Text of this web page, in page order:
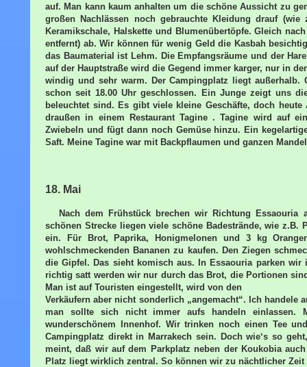
auf. Man kann kaum anhalten um die schöne Aussicht zu
großen Nachlässen noch gebrauchte Kleidung drauf
Keramikschale, Halskette und Blumenübertöpfe. Gleich
entfernt) ab. Wir können für wenig Geld die Kasbah
das Baumaterial ist Lehm. Die Empfangsräume und der
auf der Hauptstraße wird die Gegend immer karger, nur in
windig und sehr warm. Der Campingplatz liegt
schon seit 18.00 Uhr geschlossen. Ein Junge zeigt uns
beleuchtet sind. Es gibt viele kleine Geschäfte, doch
draußen in einem Restaurant Tagine . Tagine wird auf
Zwiebeln und fügt dann noch Gemüse hinzu. Ein
Saft. Meine Tagine war mit Backpflaumen und ganzen
18. Mai
Nach dem Frühstück brechen wir Richtung
schönen Strecke liegen viele schöne Badestrände, wie
ein. Für Brot, Paprika, Honigmelonen und 3 kg
wohlschmeckenden Bananen zu kaufen. Den Ziegen
die Gipfel. Das sieht komisch aus. In Essaouria parken
richtig satt werden wir nur durch das Brot, die Portionen
Man ist auf Touristen eingestellt, wird von den
Verkäufern aber nicht sonderlich „angemacht“. Ich handele
man sollte sich nicht immer aufs handeln einlassen.
wunderschönem Innenhof. Wir trinken noch einen Tee
Campingplatz direkt in Marrakech sein. Doch wie‘s so
meint, daß wir auf dem Parkplatz neben der Koukobia
Platz liegt wirklich zentral. So können wir zu nächtlicher